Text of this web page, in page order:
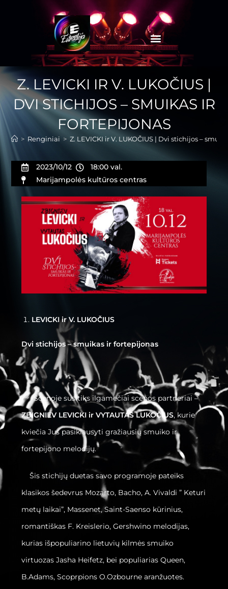
Z. LEVICKI IR V. LUKOČIUS |
DVI STICHIJOS – SMUIKAS IR
FORTEPIJONAS
> Renginiai > Z. LEVICKI ir V. LUKOČIUS | Dvi stichijos –
2023/10/12
18:00 val.
Marijampolės kultūros centras
LEVICKI ir V. LUKOČIUS
Dvi stichijos – smuikas ir fortepijonas
Scenoje susitiks ilgamečiai scenos partneriai –
ZBIGNIEV LEVICKI ir VYTAUTAS LUKOČIUS, kurie
kviečia Jus pasiklausyti gražiausių smuiko ir
fortepijono melodijų.
Šis stichijų duetas savo programoje pateiks
klasikos šedevrus Mozarto, Bacho, A. Vivaldi ” Keturi
metų laikai”, Massenet, Saint-Saenso kūrinius,
romantiškas F. Kreislerio, Gershwino melodijas,
kurias išpopuliarino lietuvių kilmės smuiko
virtuozas Jasha Heifetz, bei populiarias Queen,
B.Adams, Scoprpions O.Ozbourne aranžuotes.